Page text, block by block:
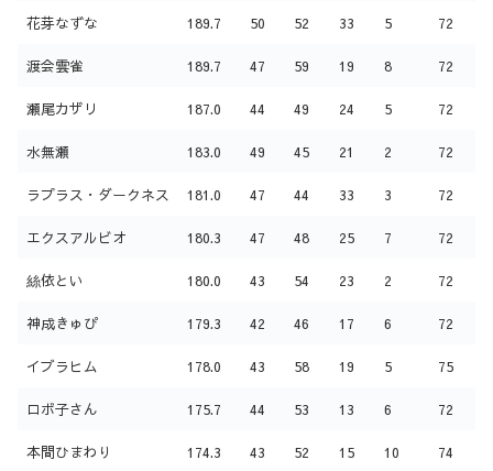
花芽なずな 189.7 50 52 33 5 72
渡会雲雀 189.7 47 59 19 8 72
瀬尾カザリ 187.0 44 49 24 5 72
水無瀬 183.0 49 45 21 2 72
ラプラス・ダークネス 181.0 47 44 33 3 72
エクスアルビオ 180.3 47 48 25 7 72
絲依とい 180.0 43 54 23 2 72
神成きゅぴ 179.3 42 46 17 6 72
イブラヒム 178.0 43 58 19 5 75
ロボ子さん 175.7 44 53 13 6 72
本間ひまわり 174.3 43 52 15 10 74